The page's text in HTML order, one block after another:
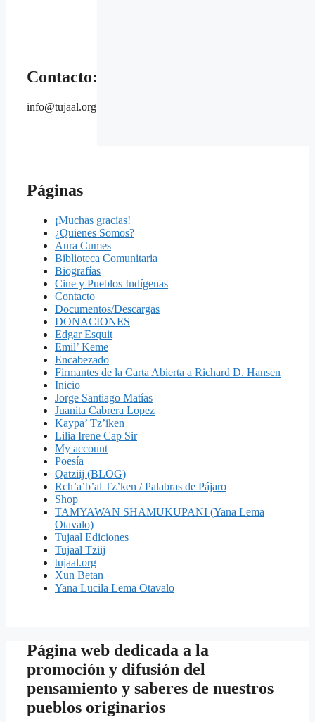
Contacto:
info@tujaal.org
Páginas
¡Muchas gracias!
¿Quienes Somos?
Aura Cumes
Biblioteca Comunitaria
Biografías
Cine y Pueblos Indígenas
Contacto
Documentos/Descargas
DONACIONES
Edgar Esquit
Emil’ Keme
Encabezado
Firmantes de la Carta Abierta a Richard D. Hansen
Inicio
Jorge Santiago Matías
Juanita Cabrera Lopez
Kaypa’ Tz’iken
Lilia Irene Cap Sir
My account
Poesía
Qatziij (BLOG)
Rch’a’b’al Tz’ken / Palabras de Pájaro
Shop
TAMYAWAN SHAMUKUPANI (Yana Lema
Otavalo)
Tujaal Ediciones
Tujaal Tziij
tujaal.org
Xun Betan
Yana Lucila Lema Otavalo
Página web dedicada a la
promoción y difusión del
pensamiento y saberes de nuestros
pueblos originarios